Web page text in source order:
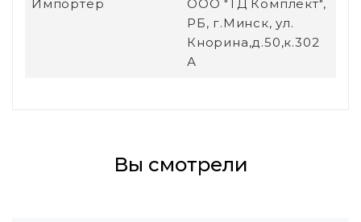
Импортер
ООО "ТД Комплект",
РБ, г.Минск, ул.
Кнорина,д.50,к.302
А
Вы смотрели